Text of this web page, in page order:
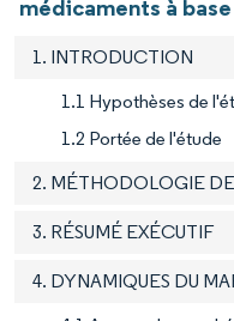
médicaments à
1. INTRODUCTION
1.1 Hypothèses de
1.2 Portée de l'étude
2. MÉTHODOLOGIE
3. RÉSUMÉ EXÉCUTIF
4. DYNAMIQUES DU